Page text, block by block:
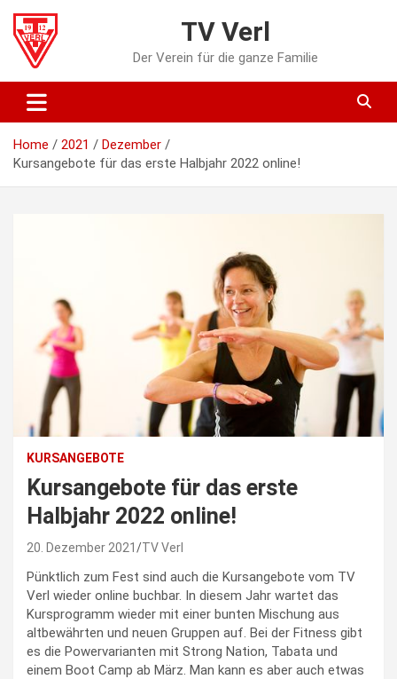
content
TV Verl
Der Verein für die ganze Familie
Home 2021
Dezember
Kursangebote für das erste Halbjahr 2022 online!
KURSANGEBOTE
Kursangebote für das erste
Halbjahr 2022 online!
20. Dezember 2021 TV Verl
Pünktlich zum Fest sind auch die Kursangebote vom TV
Verl wieder online buchbar. In diesem Jahr wartet das
Kursprogramm wieder mit einer bunten Mischung aus
altbewährten und neuen Gruppen auf. Bei der Fitness gibt
es die Powervarianten mit Strong Nation, Tabata und
einem Boot Camp ab März. Man kann es aber auch etwas